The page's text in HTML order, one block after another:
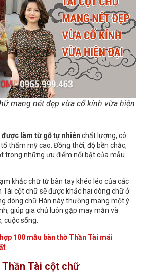
mang nét đẹp vừa cổ kính vừa hiện
được làm từ gỗ tự nhiên chất lượng, có
thẩm mỹ cao. Đồng thời, độ bền chắc,
trong những ưu điểm nổi bật của mẫu
khắc chữ từ bàn tay khéo léo của các
cột chữ sẽ được khắc hai dòng chữ ở
dòng chữ Hán này thường mang một ý
giúp gia chủ luôn gặp may mắn và
cuộc sống.
100 mẫu bàn thờ Thần Tài mái
Tài cột chữ